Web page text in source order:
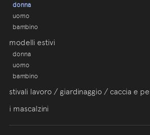
donna
uomo
bambino
modelli estivi
donna
uomo
bambino
stivali lavoro / giardinaggio / caccia e
i mascalzini